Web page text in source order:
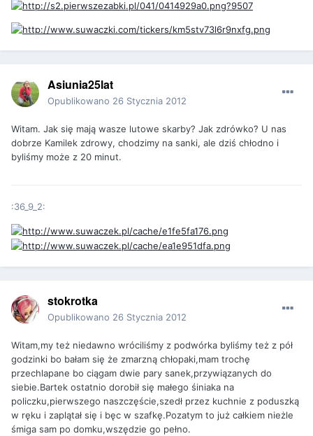
Asiunia25lat
Opublikowano 26 Stycznia 2012
Witam. Jak się mają wasze lutowe skarby? Jak zdrówko? U nas
dobrze Kamilek zdrowy, chodzimy na sanki, ale dziś chłodno i
byliśmy może z 20 minut.
:36_9_2:
stokrotka
Opublikowano 26 Stycznia 2012
Witam,my też niedawno wróciliśmy z podwórka byliśmy też z pół
godzinki bo bałam się że zmarzną chłopaki,mam trochę
przechlapane bo ciągam dwie pary sanek,przywiązanych do
siebie.Bartek ostatnio dorobił się małego śiniaka na
policzku,pierwszego naszczęście,szedł przez kuchnie z poduszką
w ręku i zaplątał się i bęc w szafkę.Pozatym to już całkiem nieżle
śmiga sam po domku,wszędzie go pełno.